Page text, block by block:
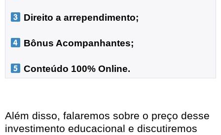
Direito a arrependimento;
Bônus Acompanhantes;
Conteúdo 100% Online.
Além disso, falaremos sobre o preço desse
investimento educacional e discutiremos